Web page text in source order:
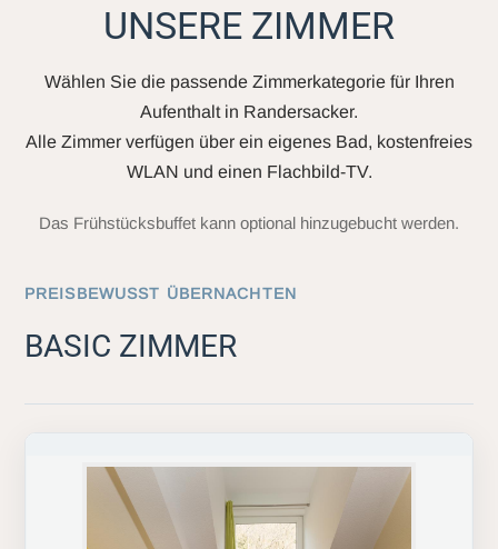
UNSERE ZIMMER
Wählen Sie die passende Zimmerkategorie für Ihren
Aufenthalt in Randersacker.
Alle Zimmer verfügen über ein eigenes Bad, kostenfreies
WLAN und einen Flachbild-TV.
Das Frühstücksbuffet kann optional hinzugebucht werden.
PREISBEWUSST ÜBERNACHTEN
BASIC ZIMMER